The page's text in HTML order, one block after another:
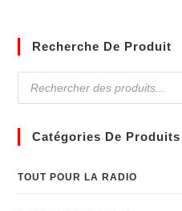
Recherche De Produit
Catégories De Produits
TOUT POUR LA RADIO